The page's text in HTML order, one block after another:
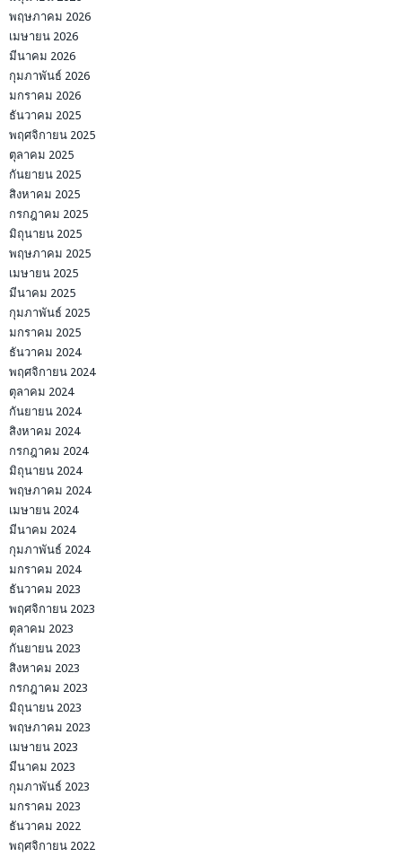
พฤษภาคม 2026
เมษายน 2026
มีนาคม 2026
กุมภาพันธ์ 2026
มกราคม 2026
ธันวาคม 2025
พฤศจิกายน 2025
ตุลาคม 2025
กันยายน 2025
สิงหาคม 2025
กรกฎาคม 2025
มิถุนายน 2025
พฤษภาคม 2025
เมษายน 2025
มีนาคม 2025
กุมภาพันธ์ 2025
มกราคม 2025
ธันวาคม 2024
พฤศจิกายน 2024
ตุลาคม 2024
กันยายน 2024
สิงหาคม 2024
กรกฎาคม 2024
มิถุนายน 2024
พฤษภาคม 2024
เมษายน 2024
มีนาคม 2024
กุมภาพันธ์ 2024
มกราคม 2024
ธันวาคม 2023
พฤศจิกายน 2023
ตุลาคม 2023
กันยายน 2023
สิงหาคม 2023
กรกฎาคม 2023
มิถุนายน 2023
พฤษภาคม 2023
เมษายน 2023
มีนาคม 2023
กุมภาพันธ์ 2023
มกราคม 2023
ธันวาคม 2022
พฤศจิกายน 2022